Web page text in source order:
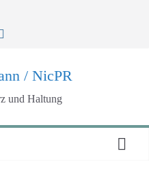
/ NicPR
und Haltung